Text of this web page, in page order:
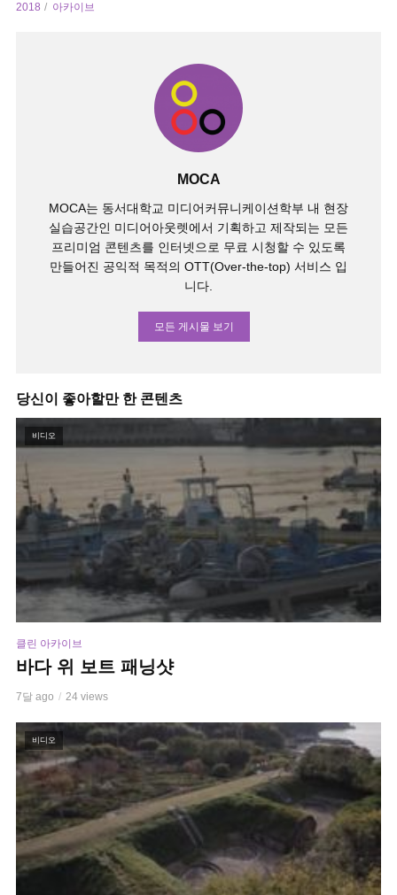
2018 아카이브
MOCA
MOCA는 동서대학교 미디어커뮤니케이션학부 내 현장
실습공간인 미디어아웃렛에서 기획하고 제작되는 모든
프리미엄 콘텐츠를 인터넷으로 무료 시청할 수 있도록
만들어진 공익적 목적의 OTT(Over-the-top) 서비스 입
니다.
모든 게시물 보기
당신이 좋아할만 한 콘텐츠
비디오
클린 아카이브
바다 위 보트 패닝샷
7달 ago 24 views
비디오